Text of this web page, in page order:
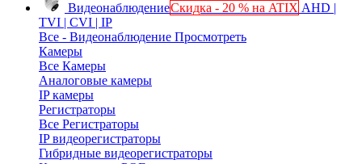
ВидеонаблюдениеСкидка - 20 % на ATIX AHD |
TVI | CVI | IP
Все - Видеонаблюдение Просмотреть
Камеры
Все Камеры
Аналоговые камеры
IP камеры
Регистраторы
Все Регистраторы
IP видеорегистраторы
Гибридные видеорегистраторы